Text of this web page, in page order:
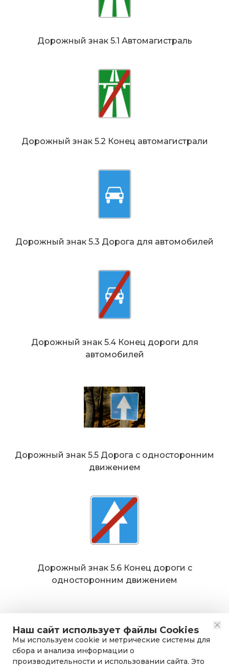
Наш сайт использует файлы Cookies
Мы используем cookie и метрические системы для
сбора и анализа информации о
производительности и использовании сайта. Это
Дорожный знак 5.1 Автомагистраль
Дорожный знак 5.2 Конец автомагистрали
Дорожный знак 5.3 Дорога для автомобилей
Дорожный знак 5.4 Конец дороги для
автомобилей
Дорожный знак 5.5 Дорога с односторонним
движением
Дорожный знак 5.6 Конец дороги с
односторонним движением